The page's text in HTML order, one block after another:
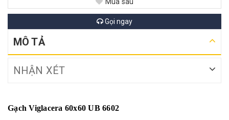
Gọi ngay
MÔ TẢ
NHẬN XÉT
Gạch Viglacera 60x60 UB 6602